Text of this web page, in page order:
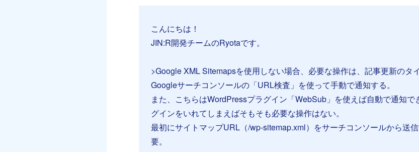
こんにちは！
JIN:R開発チームのRyotaです。
>Google XML Sitemapsを使用しない場合、必要な操作は、記事更新のタ
Googleサーチコンソールの「URL検査」を使って手動で通知する。
また、こちらはWordPressプラグイン「WebSub」を使えば自動で通知で
グインをいれてしまえばそもそも必要な操作はない。
最初にサイトマップURL（/wp-sitemap.xml）をサーチコンソールから送
要。